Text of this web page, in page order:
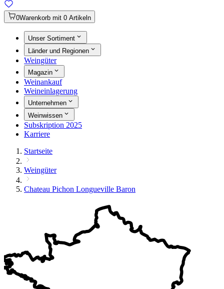
0Warenkorb mit 0 Artikeln
Unser Sortiment
Länder und Regionen
Weingüter
Magazin
Weinankauf
Weineinlagerung
Unternehmen
Weinwissen
Subskription 2025
Karriere
Startseite
Weingüter
Chateau Pichon Longueville Baron